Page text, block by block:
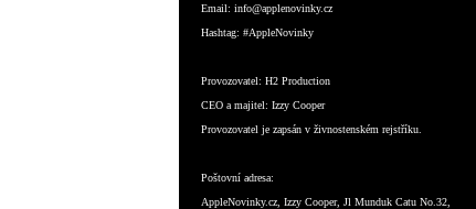
Email: info@applenovinky.cz
Hashtag: #AppleNovinky
Provozovatel: H2 Production
CEO a majitel: Izzy Cooper
Provozovatel je zapsán v živnostenském rejstříku.
Poštovní adresa:
AppleNovinky.cz, Izzy Cooper, Jl Munduk Catu No.32,